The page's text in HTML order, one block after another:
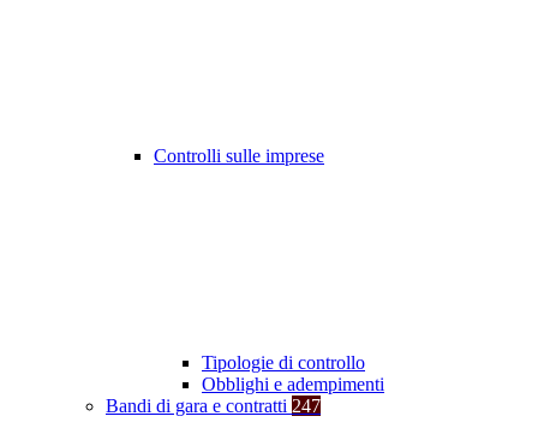
Controlli sulle imprese
Tipologie di controllo
Obblighi e adempimenti
Bandi di gara e contratti 247